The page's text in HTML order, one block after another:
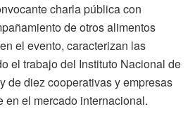
charla pública con
de otros alimentos
el evento, caracterizan las
el trabajo del Instituto Nacional de
de diez cooperativas y empresas
en el mercado internacional.